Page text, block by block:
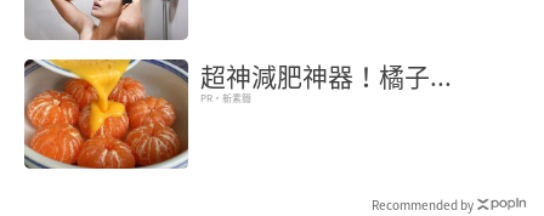
超神減肥神器！橘子...
PR・新素簡
Recommended by